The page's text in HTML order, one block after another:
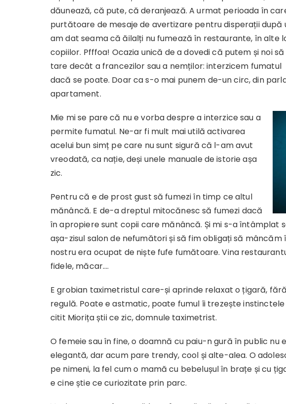
dăunează, că pute, că deranjează. A urmat perioada în
purtătoare de mesaje de avertizare pentru disperații după
am dat seama că ăilalți nu fumează în restaurante, în alte
copiilor. Pfffoa! Ocazia unică de a dovedi că putem și noi
tare decât a francezilor sau a nemților: interzicem
dacă se poate. Doar ca s-o mai punem de-un circ, din
apartament.
Mie mi se pare că nu e vorba despre a interzice sau a
permite fumatul. Ne-ar fi mult mai utilă activarea
acelui bun simț pe care nu sunt sigură că l-am avut
vreodată, ca nație, deși unele manuale de istorie așa
zic.
Pentru că e de prost gust să fumezi în timp ce altul
mănâncă. E de-a dreptul mitocănesc să fumezi dacă
în apropiere sunt copii care mănâncă. Și mi s-a întâmplat
așa-zisul salon de nefumători și să fim obligați să
nostru era ocupat de niște fufe fumătoare. Vina
fidele, măcar….
E grobian taximetristul care-și aprinde relaxat o țigară,
regulă. Poate e astmatic, poate fumul îi trezește
citit Miorița știi ce zic, domnule taximetrist.
O femeie sau în fine, o doamnă cu paiu-n gură în public
elegantă, dar acum pare trendy, cool și alte-alea. O
pe nimeni, la fel cum o mamă cu bebelușul în brațe și cu
e cine știe ce curiozitate prin parc.